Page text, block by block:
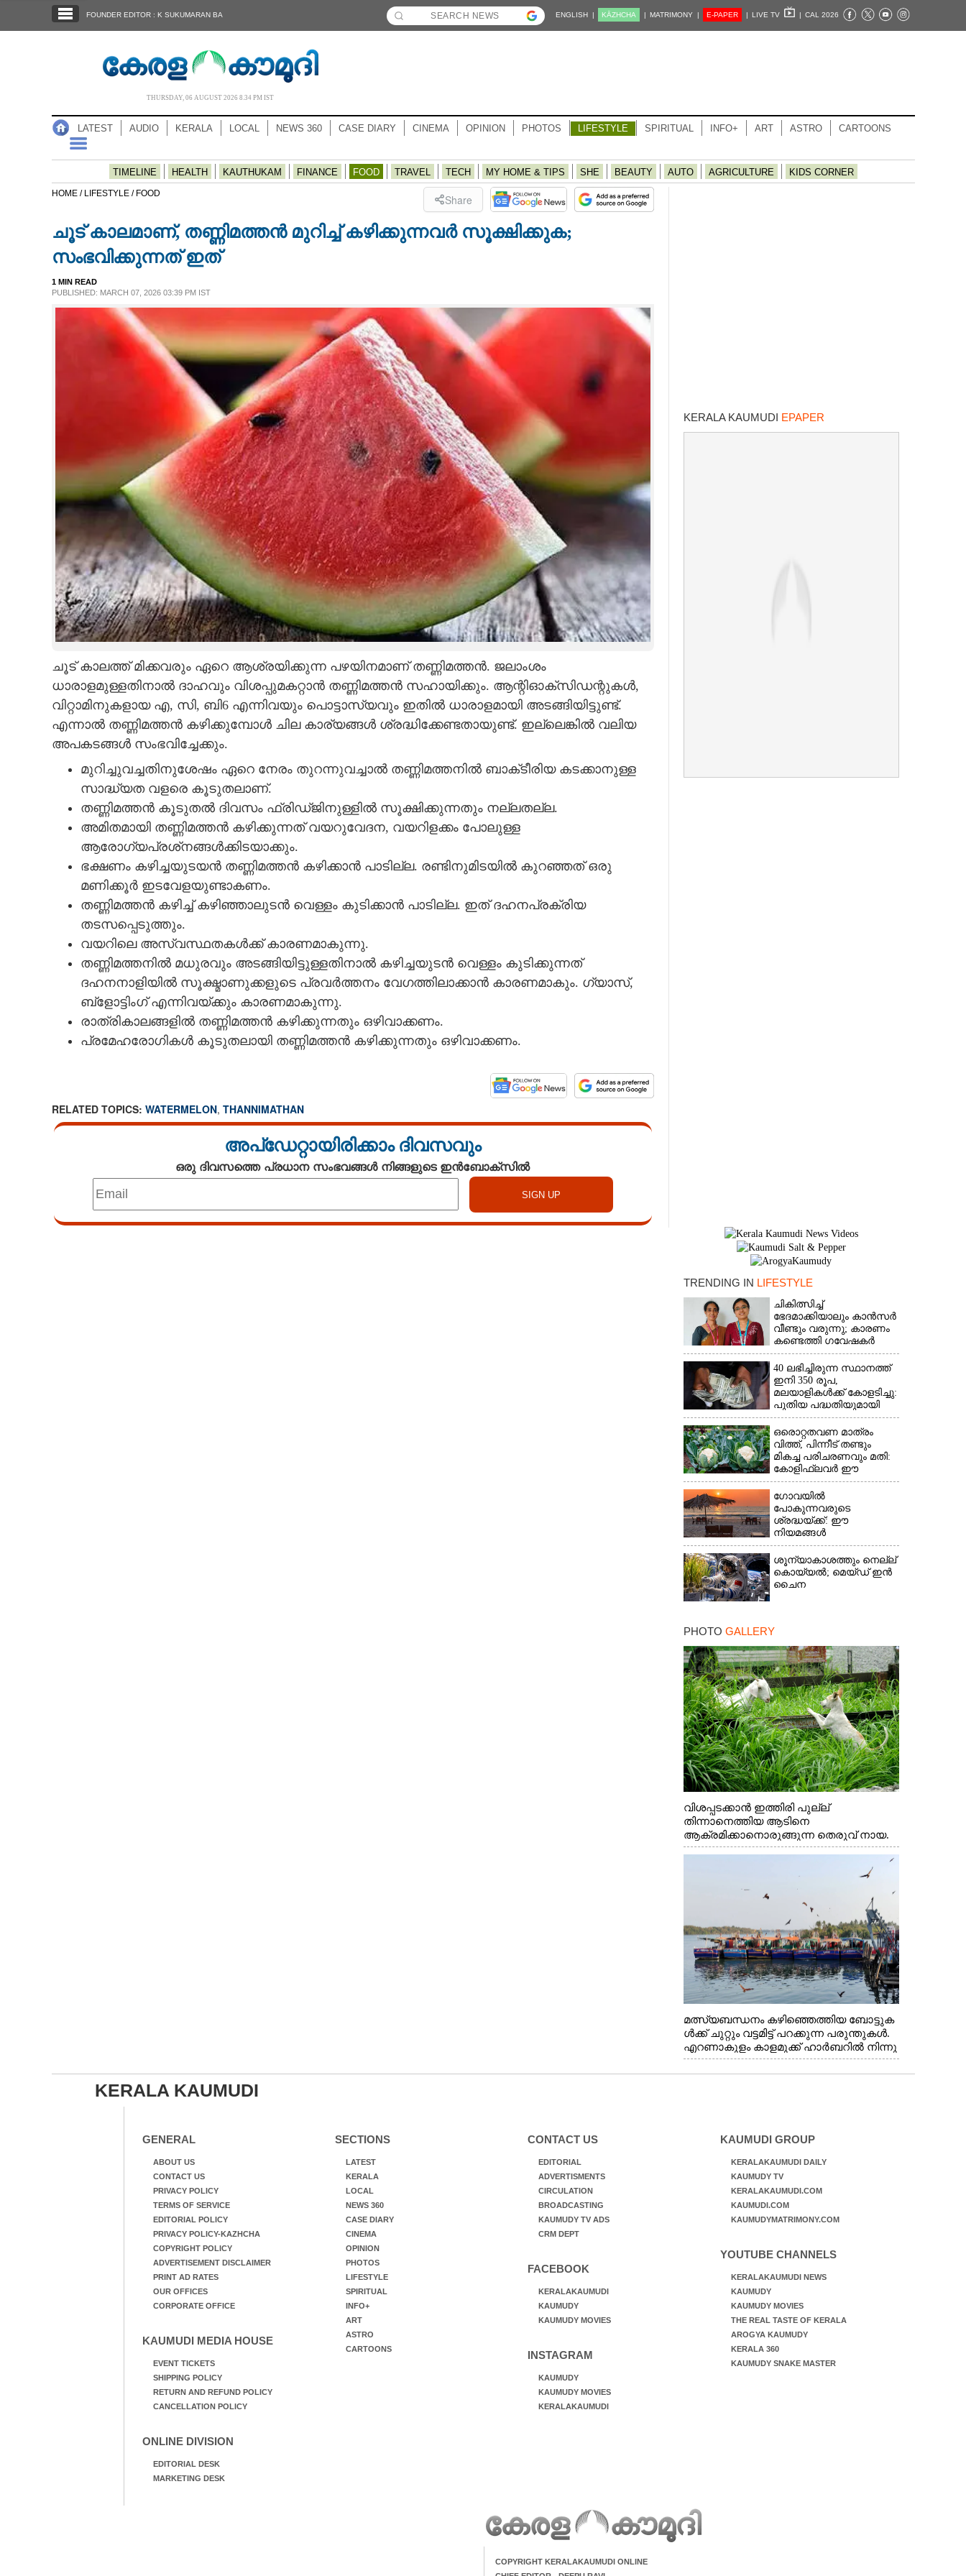
NOTIFIED NEWS
NEWS 360
CASE DIARY
SPIRITUAL
CARTOONS
LITERATURE
FOUNDER EDITOR : K SUKUMARAN BA ENGLISH | KĀZHCHA | MATRIMONY | E-PAPER | LIVE TV | CAL 2026
THURSDAY, 06 AUGUST 2026 8.34 PM IST
LATEST AUDIO KERALA LOCAL NEWS 360 CASE DIARY CINEMA OPINION PHOTOS LIFESTYLE SPIRITUAL INFO+ ART ASTRO CARTOONS
TIMELINE HEALTH KAUTHUKAM FINANCE FOOD TRAVEL TECH MY HOME & TIPS SHE BEAUTY AUTO AGRICULTURE KIDS CORNER
HOME / LIFESTYLE / FOOD Share
ചൂട് കാലമാണ്, തണ്ണിമത്തൻ മുറിച്ച് കഴിക്കുന്നവർ സൂക്ഷിക്കുക;
സംഭവിക്കുന്നത് ഇത്
1 MIN READ
PUBLISHED: MARCH 07, 2026 03:39 PM IST
ചൂട് കാലത്ത് മിക്കവരും ഏറെ ആശ്രയിക്കുന്ന പഴയിനമാണ് തണ്ണിമത്തൻ. ജലാംശം
ധാരാളമുള്ളതിനാൽ ദാഹവും വിശപ്പുമകറ്റാൻ തണ്ണിമത്തൻ സഹായിക്കും. ആന്റിഓക്‌സിഡന്റുകൾ,
വിറ്റാമിനുകളായ എ, സി, ബി6 എന്നിവയും പൊട്ടാസ്യവും ഇതിൽ ധാരാളമായി അടങ്ങിയിട്ടുണ്ട്.
എന്നാൽ തണ്ണിമത്തൻ കഴിക്കുമ്പോൾ ചില കാര്യങ്ങൾ ശ്രദ്ധിക്കേണ്ടതായുണ്ട്. ഇല്ലെങ്കിൽ വലിയ
അപകടങ്ങൾ സംഭവിച്ചേക്കും.
മുറിച്ചുവച്ചതിനുശേഷം ഏറെ നേരം തുറന്നുവച്ചാൽ തണ്ണിമത്തനിൽ ബാക്‌ടീരിയ കടക്കാനുള്ള
സാദ്ധ്യത വളരെ കൂടുതലാണ്.
തണ്ണിമത്തൻ കൂടുതൽ ദിവസം ഫ്രിഡ്‌ജിനുള്ളിൽ സൂക്ഷിക്കുന്നതും നല്ലതല്ല.
അമിതമായി തണ്ണിമത്തൻ കഴിക്കുന്നത് വയറുവേദന, വയറിളക്കം പോലുള്ള
ആരോഗ്യപ്രശ്‌നങ്ങൾക്കിടയാക്കും.
ഭക്ഷണം കഴിച്ചയുടയൻ തണ്ണിമത്തൻ കഴിക്കാൻ പാടില്ല. രണ്ടിനുമിടയിൽ കുറഞ്ഞത് ഒരു
മണിക്കൂർ ഇടവേളയുണ്ടാകണം.
തണ്ണിമത്തൻ കഴിച്ച് കഴിഞ്ഞാലുടൻ വെള്ളം കുടിക്കാൻ പാടില്ല. ഇത് ദഹനപ്രക്രിയ
തടസപ്പെടുത്തും.
വയറിലെ അസ്വസ്ഥതകൾക്ക് കാരണമാകുന്നു.
തണ്ണിമത്തനിൽ മധുരവും അടങ്ങിയിട്ടുള്ളതിനാൽ കഴിച്ചയുടൻ വെള്ളം കുടിക്കുന്നത്
ദഹനനാളിയിൽ സൂക്ഷ്മാണുക്കളുടെ പ്രവർത്തനം വേഗത്തിലാക്കാൻ കാരണമാകും. ഗ്യാസ്,
ബ്ളോട്ടിംഗ് എന്നിവയ്ക്കും കാരണമാകുന്നു.
രാത്രികാലങ്ങളിൽ തണ്ണിമത്തൻ കഴിക്കുന്നതും ഒഴിവാക്കണം.
പ്രമേഹരോഗികൾ കൂടുതലായി തണ്ണിമത്തൻ കഴിക്കുന്നതും ഒഴിവാക്കണം.
RELATED TOPICS: WATERMELON, THANNIMATHAN
അപ്ഡേറ്റായിരിക്കാം ദിവസവും
ഒരു ദിവസത്തെ പ്രധാന സംഭവങ്ങൾ നിങ്ങളുടെ ഇൻബോക്സിൽ
KERALA KAUMUDI EPAPER
TRENDING IN LIFESTYLE
ചികിത്സിച്ച്
ഭേദമാക്കിയാലും കാൻസർ
വീണ്ടും വരുന്നു; കാരണം
കണ്ടെത്തി ഗവേഷകർ
40 ലഭിച്ചിരുന്ന സ്ഥാനത്ത്
ഇനി 350 രൂപ,
മലയാളികൾക്ക് കോളടിച്ചു:
പുതിയ പദ്ധതിയുമായി
നാളികേര ബോർഡ്
ഒരൊറ്റതവണ മാത്രം
വിത്ത്, പിന്നീട് തണ്ടും
മികച്ച പരിചരണവും മതി:
കോളിഫ്ലവർ ഈ
രീതിയിലും കൃഷിചെയ്യാം
ഗോവയിൽ
പോകുന്നവരുടെ
ശ്രദ്ധയ്ക്ക്: ഈ
നിയമങ്ങൾ
പാലിക്കാത്തവർക്ക്
ഇനിമുതൽ ഒരു ലക്ഷം
രൂപവരെ പിഴ
ശൂന്യാകാശത്തും നെല്ല്
കൊയ്യൽ; മെയ്‌ഡ് ഇൻ
ചൈന
PHOTO GALLERY
വിശപ്പടക്കാൻ ഇത്തിരി പുല്ല്
തിന്നാനെത്തിയ ആടിനെ
ആക്രമിക്കാനൊരുങ്ങുന്ന തെരുവ് നായ.
എറണാകുളം വാത്തുരുത്തിയിൽ നിന്നുള്ള
മത്സ്യബന്ധനം കഴിഞ്ഞെത്തിയ ബോട്ടുക
ൾക്ക് ചുറ്റും വട്ടമിട്ട് പറക്കുന്ന പരുന്തുകൾ.
എറണാകുളം കാളമുക്ക് ഹാർബറിൽ നിന്നു
ള്ള കാഴ്ച
KERALA KAUMUDI
GENERAL
ABOUT US
CONTACT US
PRIVACY POLICY
TERMS OF SERVICE
EDITORIAL POLICY
PRIVACY POLICY-KAZHCHA
COPYRIGHT POLICY
ADVERTISEMENT DISCLAIMER
PRINT AD RATES
OUR OFFICES
CORPORATE OFFICE
KAUMUDI MEDIA HOUSE
EVENT TICKETS
SHIPPING POLICY
RETURN AND REFUND POLICY
CANCELLATION POLICY
ONLINE DIVISION
EDITORIAL DESK
MARKETING DESK
SECTIONS
LATEST
KERALA
LOCAL
NEWS 360
CASE DIARY
CINEMA
OPINION
PHOTOS
LIFESTYLE
SPIRITUAL
INFO+
ART
ASTRO
CARTOONS
CONTACT US
EDITORIAL
ADVERTISMENTS
CIRCULATION
BROADCASTING
KAUMUDY TV ADS
CRM DEPT
FACEBOOK
KERALAKAUMUDI
KAUMUDY
KAUMUDY MOVIES
INSTAGRAM
KAUMUDY
KAUMUDY MOVIES
KERALAKAUMUDI
KAUMUDI GROUP
KERALAKAUMUDI DAILY
KAUMUDY TV
KERALAKAUMUDI.COM
KAUMUDI.COM
KAUMUDYMATRIMONY.COM
YOUTUBE CHANNELS
KERALAKAUMUDI NEWS
KAUMUDY
KAUMUDY MOVIES
THE REAL TASTE OF KERALA
AROGYA KAUMUDY
KERALA 360
KAUMUDY SNAKE MASTER
COPYRIGHT KERALAKAUMUDI ONLINE
×